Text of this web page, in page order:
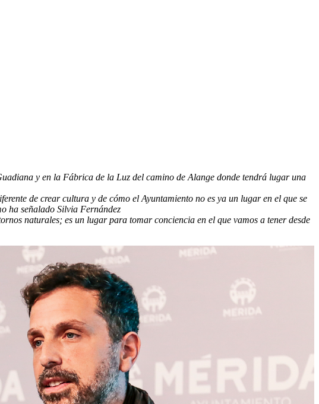
y en la Fábrica de la Luz del camino de Alange donde tendrá lugar una
de crear cultura y de cómo el Ayuntamiento no es ya un lugar en el que se
ha señalado Silvia Fernández
naturales; es un lugar para tomar conciencia en el que vamos a tener desde